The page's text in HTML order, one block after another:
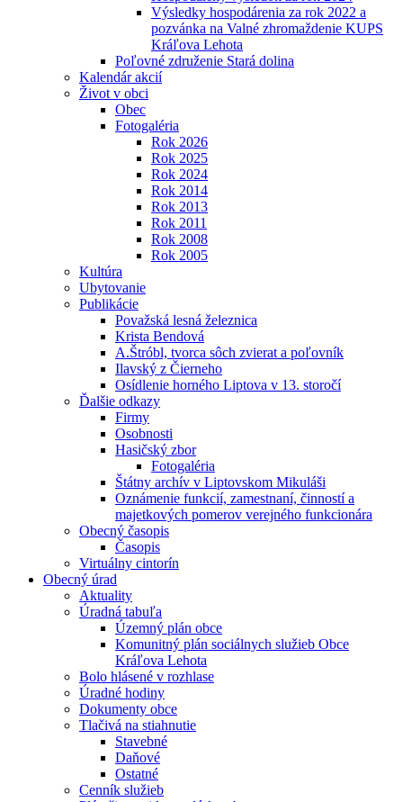
Výsledky hospodárenia za rok 2022 a
pozvánka na Valné zhromaždenie KUPS
Kráľova Lehota
Poľovné združenie Stará dolina
Kalendár akcií
Život v obci
Obec
Fotogaléria
Rok 2026
Rok 2025
Rok 2024
Rok 2014
Rok 2013
Rok 2011
Rok 2008
Rok 2005
Kultúra
Ubytovanie
Publikácie
Považská lesná železnica
Krista Bendová
A.Štróbl, tvorca sôch zvierat a poľovník
Ilavský z Čierneho
Osídlenie horného Liptova v 13. storočí
Ďalšie odkazy
Firmy
Osobnosti
Hasičský zbor
Fotogaléria
Štátny archív v Liptovskom Mikuláši
Oznámenie funkcií, zamestnaní, činností a
majetkových pomerov verejného funkcionára
Obecný časopis
Časopis
Virtuálny cintorín
Obecný úrad
Aktuality
Úradná tabuľa
Územný plán obce
Komunitný plán sociálnych služieb Obce
Kráľova Lehota
Bolo hlásené v rozhlase
Úradné hodiny
Dokumenty obce
Tlačivá na stiahnutie
Stavebné
Daňové
Ostatné
Cenník služieb